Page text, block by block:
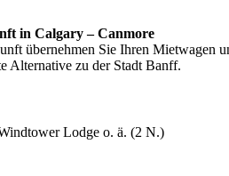
in Calgary – Canmore
übernehmen Sie Ihren Mietwagen
Alternative zu der Stadt Banff.
Lodge o. ä. (2 N.)